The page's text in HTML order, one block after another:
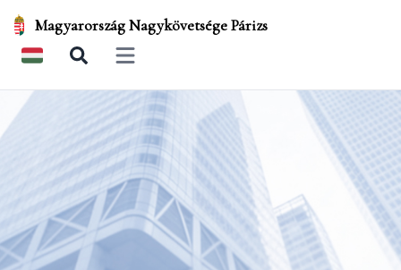
Magyarország Nagykövetsége Párizs
Open main menu